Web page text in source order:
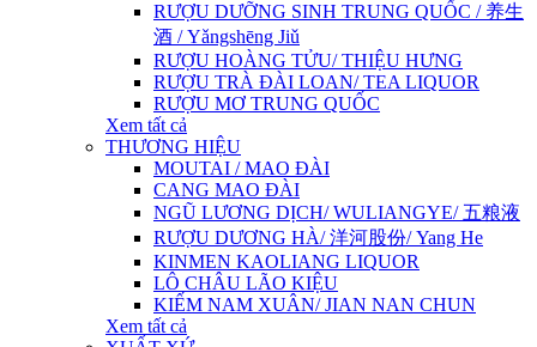
RƯỢU DƯỠNG SINH TRUNG QUỐC / 养生
酒 / Yǎngshēng Jiǔ
RƯỢU HOÀNG TỬU/ THIỆU HƯNG
RƯỢU TRÀ ĐÀI LOAN/ TEA LIQUOR
RƯỢU MƠ TRUNG QUỐC
Xem tất cả
THƯƠNG HIỆU
MOUTAI / MAO ĐÀI
CANG MAO ĐÀI
NGŨ LƯƠNG DỊCH/ WULIANGYE/ 五粮液
RƯỢU DƯƠNG HÀ/ 洋河股份/ Yang He
KINMEN KAOLIANG LIQUOR
LÔ CHÂU LÃO KIỆU
KIẾM NAM XUÂN/ JIAN NAN CHUN
Xem tất cả